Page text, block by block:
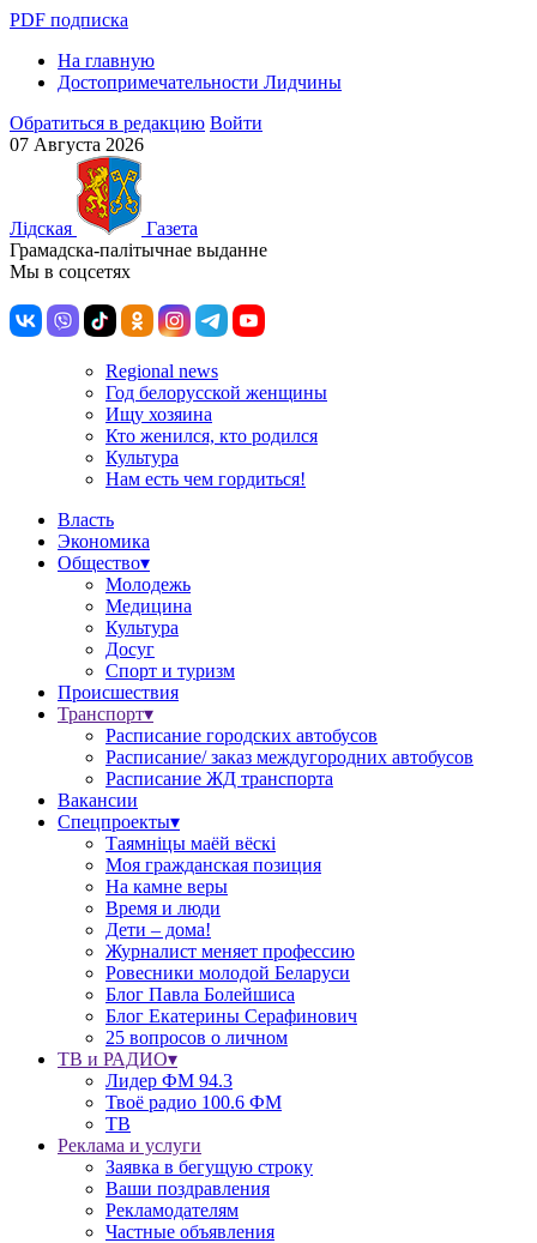
PDF подписка
На главную
Достопримечательности Лидчины
Обратиться в редакцию Войти
07 Августа 2026
Лiдская
Газета
Грамадска-палiтычнае выданне
Мы в соцсетях
Regional news
Год белорусской женщины
Ищу хозяина
Кто женился, кто родился
Культура
Нам есть чем гордиться!
Власть
Экономика
Общество▾
Молодежь
Медицина
Культура
Досуг
Спорт и туризм
Происшествия
Транспорт▾
Расписание городских автобусов
Расписание/ заказ междугородних автобусов
Расписание ЖД транспорта
Вакансии
Спецпроекты▾
Таямніцы маёй вёскі
Моя гражданская позиция
На камне веры
Время и люди
Дети – дома!
Журналист меняет профессию
Ровесники молодой Беларуси
Блог Павла Болейшиса
Блог Екатерины Серафинович
25 вопросов о личном
ТВ и РАДИО▾
Лидер ФМ 94.3
Твоё радио 100.6 ФМ
ТВ
Реклама и услуги
Заявка в бегущую строку
Ваши поздравления
Рекламодателям
Частные объявления